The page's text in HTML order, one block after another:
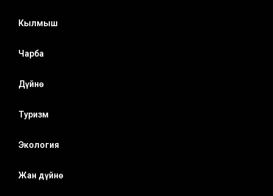
Кылмыш
Чарба
Дүйнө
Туризм
Экология
Жан дүйнө